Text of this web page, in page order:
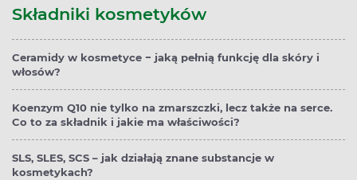
Składniki kosmetyków
Ceramidy w kosmetyce − jaką pełnią funkcję dla skóry i
włosów?
Koenzym Q10 nie tylko na zmarszczki, lecz także na serce.
Co to za składnik i jakie ma właściwości?
SLS, SLES, SCS – jak działają znane substancje w
kosmetykach?